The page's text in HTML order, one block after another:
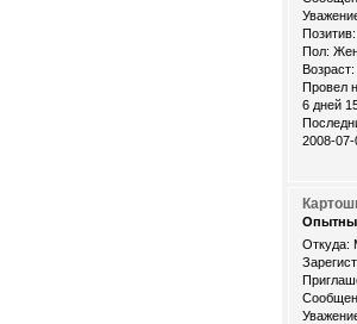
Позитив:
Пол:
Возраст:
Провел
6 дней
2008-
Откуда: